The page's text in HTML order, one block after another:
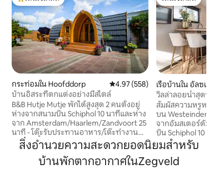
โดนใจเกสต์ที่สุด
กระท่อมใน Hoofddorp คะแนนเฉลี่ย 4.97 จาก 5, 558 รีวิว
4.97 (558)
บ้านอิสระที่ตกแต่งอย่างมีสไตล์
B&B Hutje Mutje พักได้สูงสุด 2 คนตั้งอยู่
ห่างจากสนามบิน Schiphol 10 นาทีและห่าง
จาก Amsterdam/Haarlem/Zandvoort 25
นาที - โต๊ะรับประทานอาหาร/โต๊ะทำงาน
และเก้าอี้นอน 2 ตัว - ทีวีจอแบนและ WIFI -
ห้องน้ำฝักบัวโถสุขภัณฑ์อ่างล้างหน้าและ
ไดร์เป่าผม - ห้องครัวขนาดเล็กพร้อมสิ่ง
โดนใจเกสต์
เรือบ้านใน อัลซเมีย
วิลล่าลอยน้ำสุดหรู
สคิปโฮล
สัมผัสความหรูหรา
บน
จากอัมสเตอร์ดัม
บิน Schiphol 10 น
สำหรับ 2 คนมีการ
และสะดวกสบาย
อำนวยความสะดว
สิ่งอำนวยความสะดวกยอดนิยมสำหรับ
บ้านพักตากอากาศในZegveld